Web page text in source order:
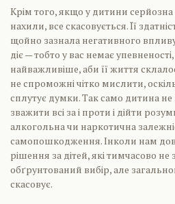
Крім того, якщо у дитини серйозна
нахили, все скасовується. Її
щойно зазнала негативного
діє — тобто у вас немає
найважливіше, аби її життя
не спроможні чітко мислити,
сплутує думки. Так само дитина не
зважити всі за і проти і дійти
алкогольна чи наркотична
самопошкодження. Інколи нам
рішення за дітей, які тимчасово
обґрунтований вибір, але
скасовує.